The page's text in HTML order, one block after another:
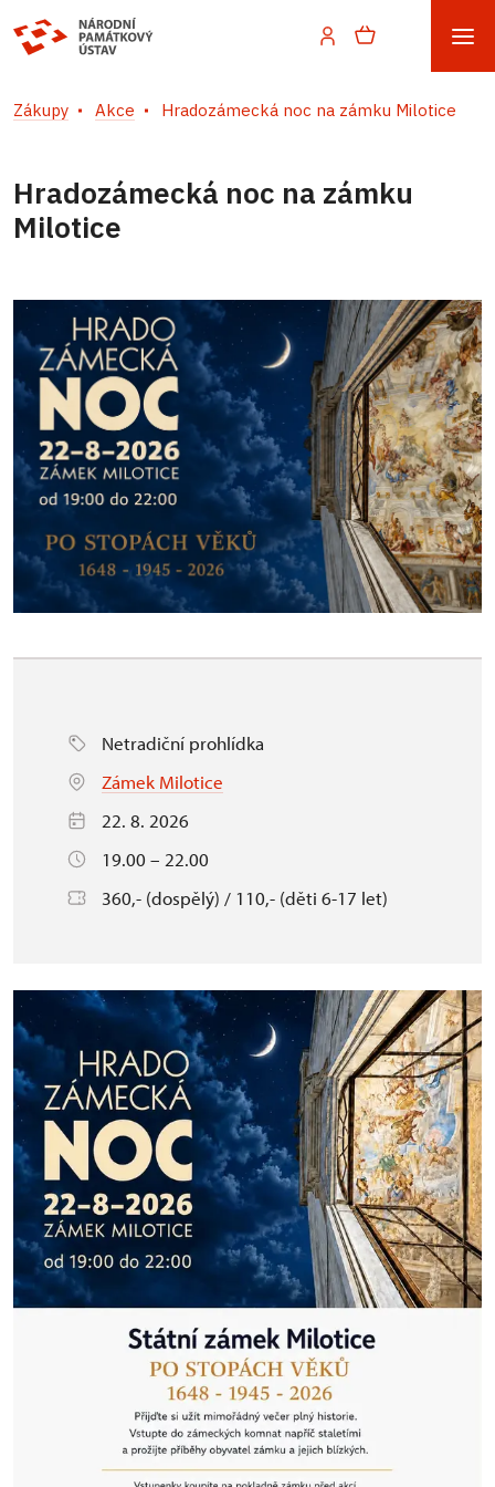
Zákupy Akce Hradozámecká noc na zámku Milotice
Hradozámecká noc na zámku
Milotice
Netradiční prohlídka
Zámek Milotice
22. 8. 2026
19.00 – 22.00
360,- (dospělý) / 110,- (děti 6-17 let)